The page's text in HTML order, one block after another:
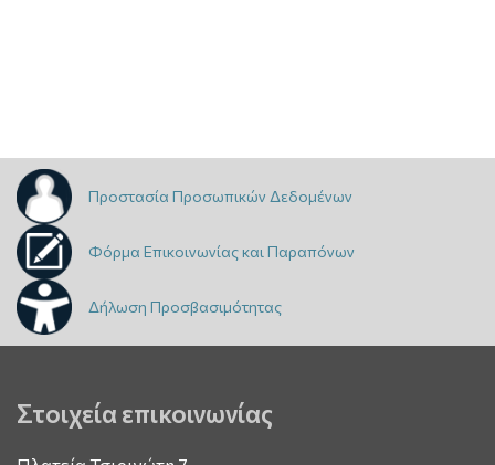
Προστασία Προσωπικών Δεδομένων
Φόρμα Επικοινωνίας και Παραπόνων
Δήλωση Προσβασιμότητας
Στοιχεία επικοινωνίας